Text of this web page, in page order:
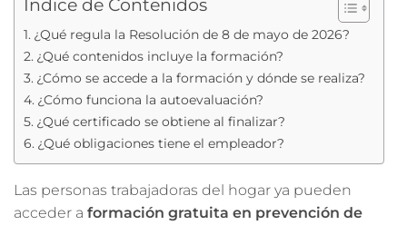
Índice de Contenidos
¿Qué regula la Resolución de 8 de mayo de 2026?
¿Qué contenidos incluye la formación?
¿Cómo se accede a la formación y dónde se realiza?
¿Cómo funciona la autoevaluación?
¿Qué certificado se obtiene al finalizar?
¿Qué obligaciones tiene el empleador?
Las personas trabajadoras del hogar ya pueden
acceder a formación gratuita en prevención de